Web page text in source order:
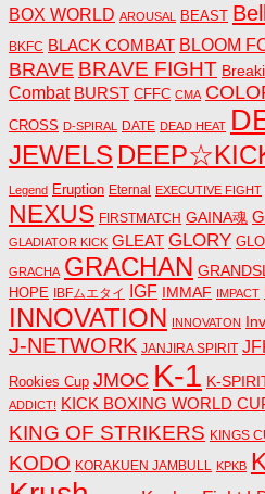
BOX WORLD AROUSAL BEAST
BKFC BLACK COMBAT BLOOM
BRAVE BRAVE FIGHT
Combat BURST CFFC CMA
CROSS D-SPIRAL DATE DEAD HEAT
JEWELS
Legend Eruption Eternal EXECUTIVE FIGHT
NEXUS FIRSTMATCH GAINA魂
GLADIATOR KICK GLEAT GLORY
GRACHA GRACHAN
HOPE IBFムエタイ IGF IMMAF IMPACT
INNOVATION INNOVATON
J-NETWORK JANJIRA SPIRIT
Rookies Cup JMOC K-1 K-
ADDICT! KICK BOXING WORLD
KING OF STRIKERS KINGS
KODO KORAKUEN JAMBULL KPKB